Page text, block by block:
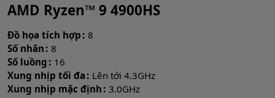
AMD Ryzen™ 9 4900HS
Đồ họa tích hợp 8
Số nhân 8
Số luồng
16
Xung nhịp tối đa
Lên tới 4.3GHz
Xung nhịp mặc định 3.0GHz